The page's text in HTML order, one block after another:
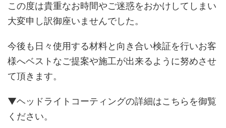
この度は貴重なお時間やご迷惑をおかけしてしまい
大変申し訳御座いませんでした。
今後も日々使用する材料と向き合い検証を行いお客
様へベストなご提案や施工が出来るように努めさせ
て頂きます。
▼ヘッドライトコーティングの詳細はこちらを御覧
ください。